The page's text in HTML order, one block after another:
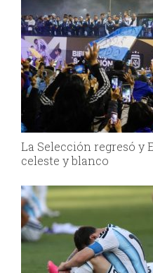
La Selección regresó y
celeste y blanco